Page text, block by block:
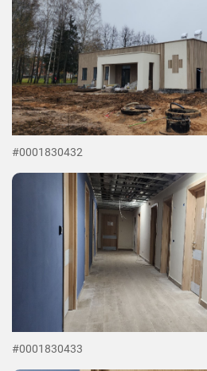
#0001830432
#0001830433